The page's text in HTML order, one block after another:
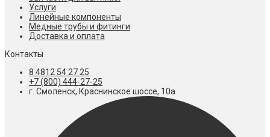
Услуги
Линейные компоненты
Медные трубы и фитинги
Доставка и оплата
Контакты
8 4812 54 27 25
+7 (800) 444-27-25
г. Смоленск, Краснинское шоссе, 10а